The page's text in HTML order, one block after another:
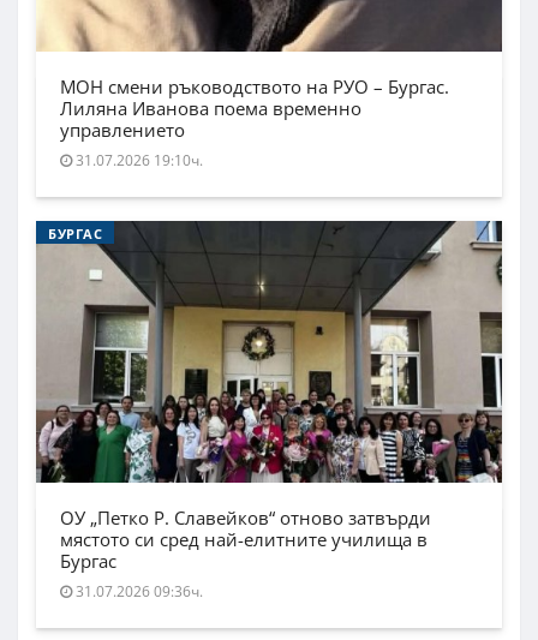
МОН смени ръководството на РУО – Бургас.
Лиляна Иванова поема временно
управлението
31.07.2026 19:10ч.
БУРГАС
ОУ „Петко Р. Славейков“ отново затвърди
мястото си сред най-елитните училища в
Бургас
31.07.2026 09:36ч.